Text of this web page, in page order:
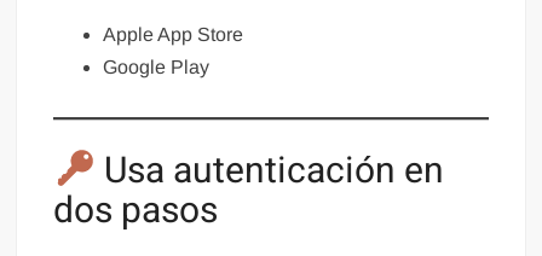
Apple App Store
Google Play
Usa autenticación en
dos pasos